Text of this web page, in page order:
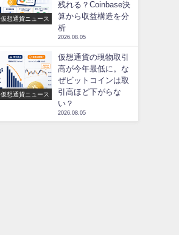
仮想通貨ニュース
残れる？Coinbase決
算から収益構造を分
析
2026.08.05
仮想通貨ニュース
仮想通貨の現物取引
高が今年最低に。な
ぜビットコインは取
引高ほど下がらな
い？
2026.08.05